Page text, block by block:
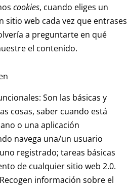
cookies, cuando eliges un
sitio web cada vez que entrases
a preguntarte en qué
el contenido.
Son las básicas y
cosas, saber cuando está
o una aplicación
navega una/un usuario
registrado; tareas básicas
de cualquier sitio web 2.0.
información sobre el